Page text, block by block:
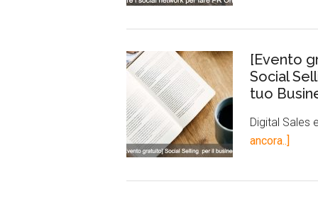
[Evento
Social
tuo
Digital Sales
ancora..]